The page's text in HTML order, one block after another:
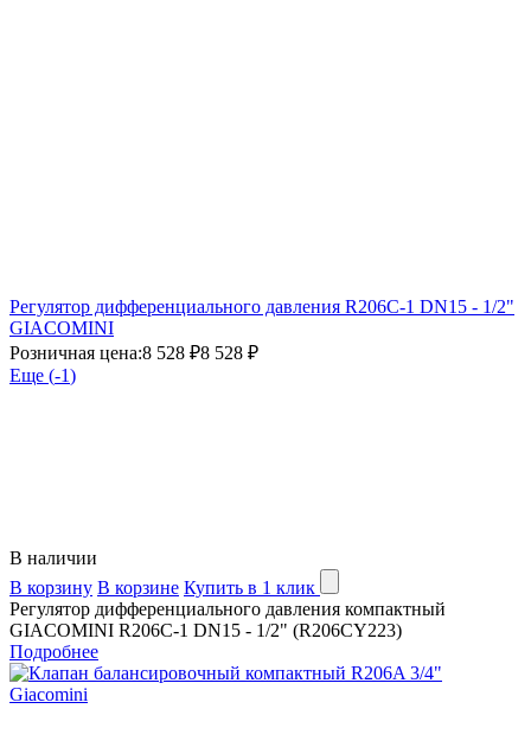
Регулятор дифференциального давления R206C-1 DN15 - 1/2"
GIACOMINI
Розничная цена:8 528 ₽8 528 ₽
Еще (-1)
В наличии
В корзину В корзине Купить в 1 клик
Регулятор дифференциального давления компактный
GIACOMINI R206C-1 DN15 - 1/2" (R206CY223)
Подробнее